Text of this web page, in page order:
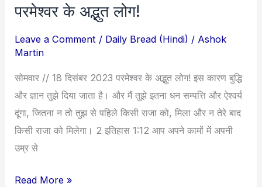
परमेश्वर के अद्भुत लोग!
Leave a Comment / Daily Bread (Hindi) / Ashok
Martin
सोमवार // 18 दिसंबर 2023 परमेश्वर के अद्भुत लोग! इस कारण बुद्धि
और ज्ञान तुझे दिया जाता है। और मैं तुझे इतना धन सम्पत्ति और ऐश्वर्य
दूंगा, जितना न तो तुझ से पहिले किसी राजा को, मिला और न तेरे बाद
किसी राजा को मिलेगा। 2 इतिहास 1:12 आप अपने कामों में अपनी
उम्र से
परमेश्वर
अद्भुत
Read More »